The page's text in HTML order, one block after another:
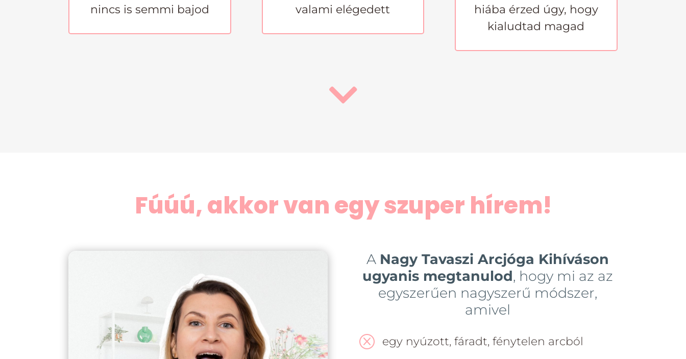
nincs is semmi bajod
valami elégedett
hiába érzed úgy, hogy
kialudtad magad

Fúúú, akkor van egy szuper hírem!
A Nagy Tavaszi Arcjóga Kihíváson
ugyanis megtanulod, hogy mi az az
egyszerűen nagyszerű módszer,
amivel
Q egy nyúzott, fáradt, fénytelen arcból